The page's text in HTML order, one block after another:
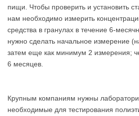
пищи. Чтобы проверить и установить
нам необходимо измерить
средства в гранулах в течение 6-
нужно сделать начальное измерение
затем еще как минимум 2 измерения;
6 месяцев.
Крупным компаниям нужны
необходимые для тестирования